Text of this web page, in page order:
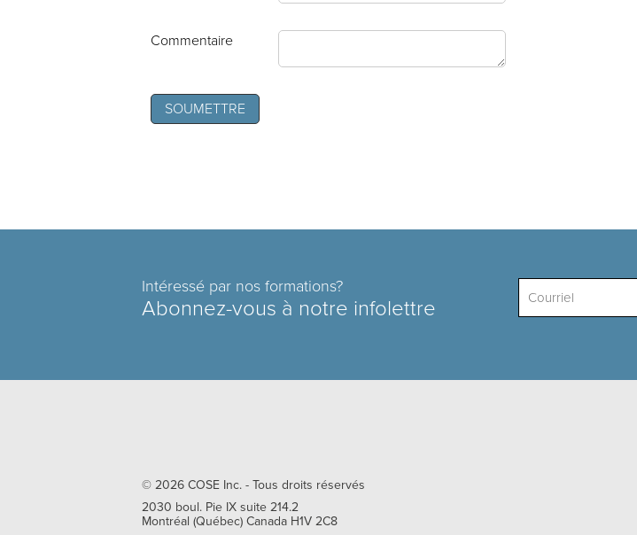
Commentaire
Intéressé par nos formations?
Abonnez-vous à notre infolettre
© 2026 COSE Inc.- Tous droits réservés
2030 boul. Pie IX suite 214.2
Montréal (Québec) Canada H1V 2C8